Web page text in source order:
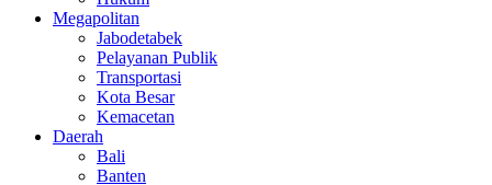
Megapolitan
Jabodetabek
Pelayanan Publik
Transportasi
Kota Besar
Kemacetan
Daerah
Bali
Banten